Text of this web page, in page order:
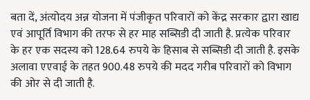
बता दें, अंत्योदय अन्न योजना में पंजीकृत परिवारों को केंद्र सरकार द्वारा खाद्य
एवं आपूर्ति विभाग की तरफ से हर माह सब्सिडी दी जाती है. प्रत्येक परिवार
के हर एक सदस्य को 128.64 रुपये के हिसाब से सब्सिडी दी जाती है. इसके
अलावा एएवाई के तहत 900.48 रुपये की मदद गरीब परिवारों को विभाग
की ओर से दी जाती है.